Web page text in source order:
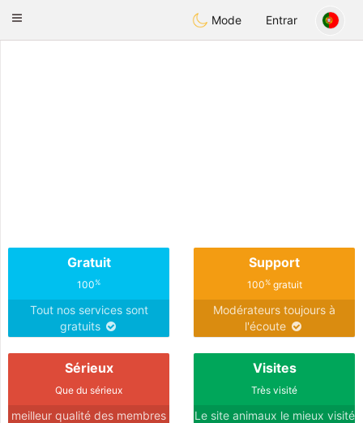
Animour
Toggle
Mode Entrar
Gratuit
100%
Tout nos services sont
gratuits
Support
100%gratuit
Modérateurs toujours à
l'écoute
Sérieux
Que du sérieux
meilleur qualité des membres
Visites
Très visité
Le site animaux le mieux visité